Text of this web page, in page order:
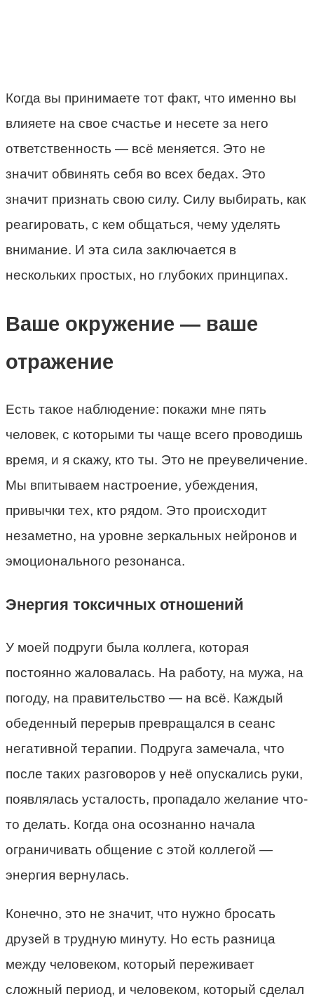
Когда вы принимаете тот факт, что именно вы
влияете на свое счастье и несете за него
ответственность — всё меняется. Это не
значит обвинять себя во всех бедах. Это
значит признать свою силу. Силу выбирать, как
реагировать, с кем общаться, чему уделять
внимание. И эта сила заключается в
нескольких простых, но глубоких принципах.
Ваше окружение — ваше
отражение
Есть такое наблюдение: покажи мне пять
человек, с которыми ты чаще всего проводишь
время, и я скажу, кто ты. Это не преувеличение.
Мы впитываем настроение, убеждения,
привычки тех, кто рядом. Это происходит
незаметно, на уровне зеркальных нейронов и
эмоционального резонанса.
Энергия токсичных отношений
У моей подруги была коллега, которая
постоянно жаловалась. На работу, на мужа, на
погоду, на правительство — на всё. Каждый
обеденный перерыв превращался в сеанс
негативной терапии. Подруга замечала, что
после таких разговоров у неё опускались руки,
появлялась усталость, пропадало желание что-
то делать. Когда она осознанно начала
ограничивать общение с этой коллегой —
энергия вернулась.
Конечно, это не значит, что нужно бросать
друзей в трудную минуту. Но есть разница
между человеком, который переживает
сложный период, и человеком, который сделал